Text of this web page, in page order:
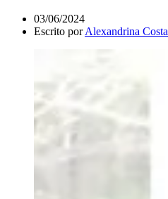
03/06/2024
Escrito porAlexandrina Costa